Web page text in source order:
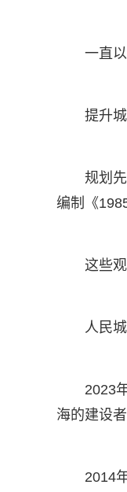
一直
提升
规划
编制《
这些
人民
2023
海的建设
2014